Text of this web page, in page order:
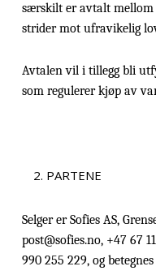
særskilt er avtalt mellom
strider mot ufravikelig
Avtalen vil i tillegg bli
som regulerer kjøp av
PARTENE
Selger er Sofies AS,
post@sofies.no, +47 67
990 255 229, og